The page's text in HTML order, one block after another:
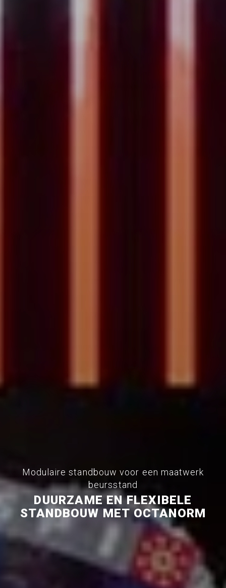
Modulaire standbouw voor een maatwerk
beursstand
DUURZAME EN FLEXIBELE
STANDBOUW MET OCTANORM